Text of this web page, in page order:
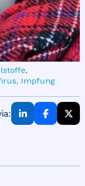
Impfung